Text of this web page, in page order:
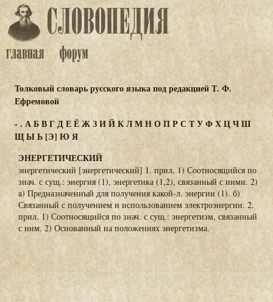
Толковый словарь русского языка под редакцией Т. Ф.
Ефремовой
- . АБВГДЕЁЖЗИЙКЛМНОПР С ТУФХЦЧШ
ЩЫЬ[Э] ЮЯ
ЭНЕРГЕТИЧЕСКИЙ
энергетический [энергетический] 1. прил. 1) Соотносящийся по
знач. с сущ.: энергия (1), энергетика (1,2), связанный с ними. 2)
а) Предназначенный для получения какой-л. энергии (1). б)
Связанный с получением и использованием электроэнергии. 2.
прил. 1) Соотносящийся по знач. с сущ.: энергетизм, связанный
с ним. 2) Основанный на положениях энергетизма.